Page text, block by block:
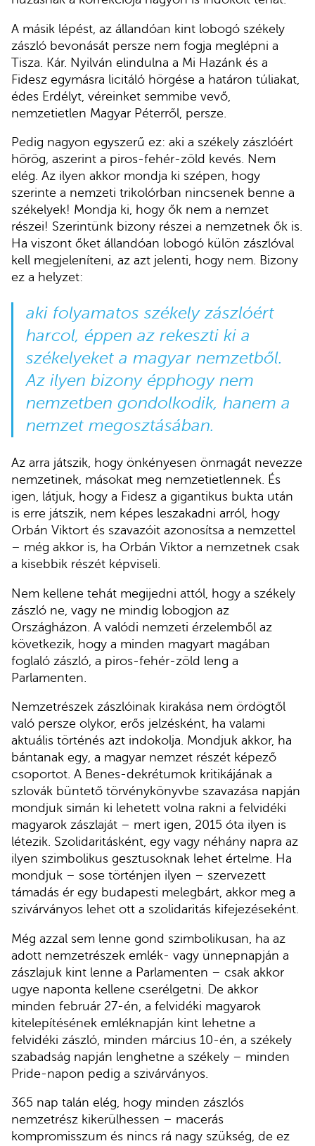
A másik lépést, az állandóan kint lobogó székely
zászló bevonását persze nem fogja meglépni a
Tisza. Kár. Nyilván elindulna a Mi Hazánk és a
Fidesz egymásra licitáló hörgése a határon túliakat,
édes Erdélyt, véreinket semmibe vevő,
nemzetietlen Magyar Péterről, persze.
Pedig nagyon egyszerű ez: aki a székely zászlóért
hörög, aszerint a piros-fehér-zöld kevés. Nem
elég. Az ilyen akkor mondja ki szépen, hogy
szerinte a nemzeti trikolórban nincsenek benne a
székelyek! Mondja ki, hogy ők nem a nemzet
részei! Szerintünk bizony részei a nemzetnek ők is.
Ha viszont őket állandóan lobogó külön zászlóval
kell megjeleníteni, az azt jelenti, hogy nem. Bizony
ez a helyzet:
aki folyamatos székely zászlóért
harcol, éppen az rekeszti ki a
székelyeket a magyar nemzetből.
Az ilyen bizony épphogy nem
nemzetben gondolkodik, hanem a
nemzet megosztásában.
Az arra játszik, hogy önkényesen önmagát nevezze
nemzetinek, másokat meg nemzetietlennek. És
igen, látjuk, hogy a Fidesz a gigantikus bukta után
is erre játszik, nem képes leszakadni arról, hogy
Orbán Viktort és szavazóit azonosítsa a nemzettel
– még akkor is, ha Orbán Viktor a nemzetnek csak
a kisebbik részét képviseli.
Nem kellene tehát megijedni attól, hogy a székely
zászló ne, vagy ne mindig lobogjon az
Országházon. A valódi nemzeti érzelemből az
következik, hogy a minden magyart magában
foglaló zászló, a piros-fehér-zöld leng a
Parlamenten.
Nemzetrészek zászlóinak kirakása nem ördögtől
való persze olykor, erős jelzésként, ha valami
aktuális történés azt indokolja. Mondjuk akkor, ha
bántanak egy, a magyar nemzet részét képező
csoportot. A Benes-dekrétumok kritikájának a
szlovák büntető törvénykönyvbe szavazása napján
mondjuk simán ki lehetett volna rakni a felvidéki
magyarok zászlaját – mert igen, 2015 óta ilyen is
létezik. Szolidaritásként, egy vagy néhány napra az
ilyen szimbolikus gesztusoknak lehet értelme. Ha
mondjuk – sose történjen ilyen – szervezett
támadás ér egy budapesti melegbárt, akkor meg a
szivárványos lehet ott a szolidaritás kifejezéseként.
Még azzal sem lenne gond szimbolikusan, ha az
adott nemzetrészek emlék- vagy ünnepnapján a
zászlajuk kint lenne a Parlamenten – csak akkor
ugye naponta kellene cserélgetni. De akkor
minden február 27-én, a felvidéki magyarok
kitelepítésének emléknapján kint lehetne a
felvidéki zászló, minden március 10-én, a székely
szabadság napján lenghetne a székely – minden
Pride-napon pedig a szivárványos.
365 nap talán elég, hogy minden zászlós
nemzetrész kikerülhessen – macerás
kompromisszum és nincs rá nagy szükség, de ez